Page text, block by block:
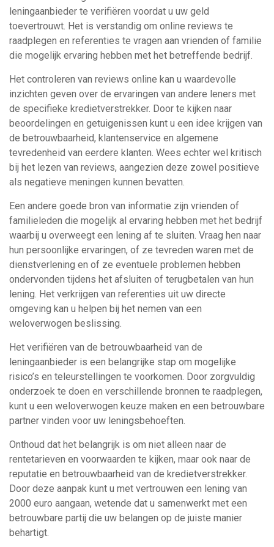
leningaanbieder te verifiëren voordat u uw geld
toevertrouwt. Het is verstandig om online reviews te
raadplegen en referenties te vragen aan vrienden of familie
die mogelijk ervaring hebben met het betreffende bedrijf.
Het controleren van reviews online kan u waardevolle
inzichten geven over de ervaringen van andere leners met
de specifieke kredietverstrekker. Door te kijken naar
beoordelingen en getuigenissen kunt u een idee krijgen van
de betrouwbaarheid, klantenservice en algemene
tevredenheid van eerdere klanten. Wees echter wel kritisch
bij het lezen van reviews, aangezien deze zowel positieve
als negatieve meningen kunnen bevatten.
Een andere goede bron van informatie zijn vrienden of
familieleden die mogelijk al ervaring hebben met het bedrijf
waarbij u overweegt een lening af te sluiten. Vraag hen naar
hun persoonlijke ervaringen, of ze tevreden waren met de
dienstverlening en of ze eventuele problemen hebben
ondervonden tijdens het afsluiten of terugbetalen van hun
lening. Het verkrijgen van referenties uit uw directe
omgeving kan u helpen bij het nemen van een
weloverwogen beslissing.
Het verifiëren van de betrouwbaarheid van de
leningaanbieder is een belangrijke stap om mogelijke
risico’s en teleurstellingen te voorkomen. Door zorgvuldig
onderzoek te doen en verschillende bronnen te raadplegen,
kunt u een weloverwogen keuze maken en een betrouwbare
partner vinden voor uw leningsbehoeften.
Onthoud dat het belangrijk is om niet alleen naar de
rentetarieven en voorwaarden te kijken, maar ook naar de
reputatie en betrouwbaarheid van de kredietverstrekker.
Door deze aanpak kunt u met vertrouwen een lening van
2000 euro aangaan, wetende dat u samenwerkt met een
betrouwbare partij die uw belangen op de juiste manier
behartigt.